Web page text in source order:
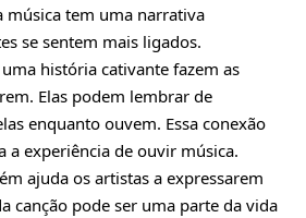
música tem uma narrativa
se sentem mais ligados.
história cativante fazem as
Elas podem lembrar de
enquanto ouvem. Essa conexão
a experiência de ouvir música.
ajuda os artistas a expressarem
canção pode ser uma parte da vida